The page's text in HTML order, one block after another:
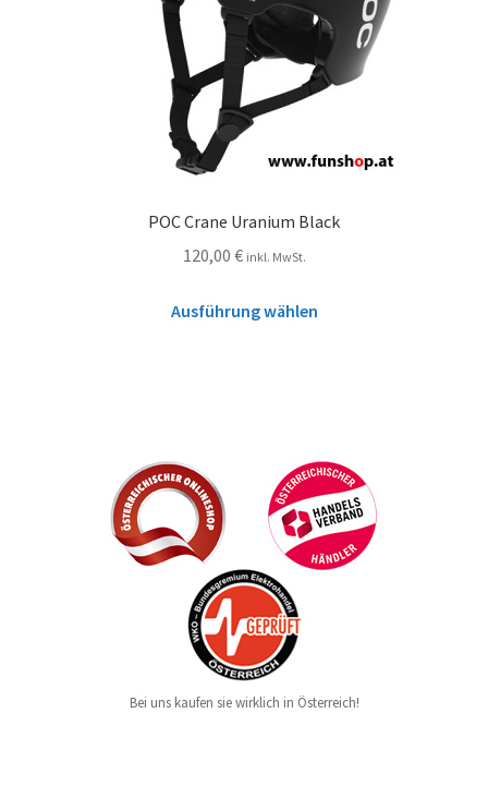
POC Crane Uranium Black
120,00 € inkl. MwSt.
Ausführung wählen
Bei uns kaufen sie wirklich in Österreich!